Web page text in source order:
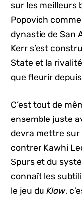
sur les meilleurs
Popovich
dynastie de San
Kerr s’est
State et la
que fleurir
C’est tout de
ensemble juste
devra mettre sur
contrer Kawhi
Spurs et du
connaît les
le jeu duKlaw,